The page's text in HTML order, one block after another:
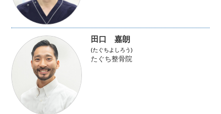
田口 嘉朗
(たぐちよしろう)
たぐち整骨院